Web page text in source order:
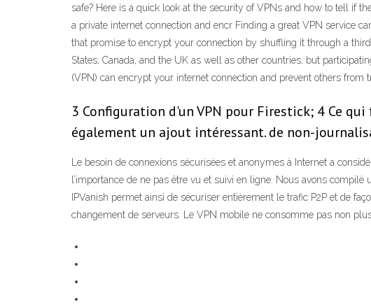
safe? Here is a quick look at the security of VPNs and how to tell if
a private internet connection and encr Finding a great VPN service
that promise to encrypt your connection by shuffling it through a
States, Canada, and the UK as well as other countries, but
(VPN) can encrypt your internet connection and prevent others from
3 Configuration d'un VPN pour Firestick; 4 Ce
également un ajout intéressant. de non-
Le besoin de connexions sécurisées et anonymes à Internet a
l’importance de ne pas être vu et suivi en ligne. Nous avons
IPVanish permet ainsi de sécuriser entièrement le trafic P2P et de
changement de serveurs. Le VPN mobile ne consomme pas non